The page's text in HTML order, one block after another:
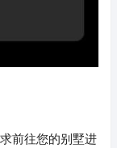
前往您的别墅进